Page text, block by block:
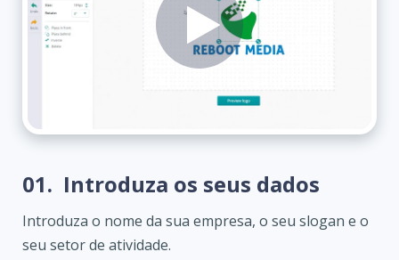
01. Introduza os seus dados
Introduza o nome da sua empresa, o seu slogan e o
seu setor de atividade.